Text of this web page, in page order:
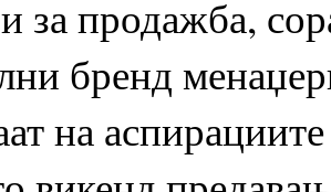
за продажба,
бренд
на